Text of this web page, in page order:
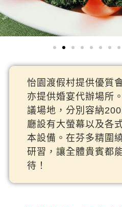
怡園渡假村提供優質
亦提供婚宴代辦場所
議場地，分別容納
廳設有大螢幕以及各
本設備。在芬多精圍
研習，讓全體貴賓都
待！